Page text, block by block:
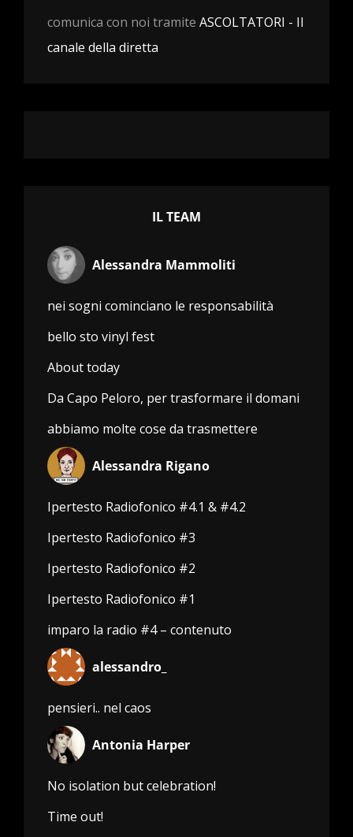
comunica con noi tramite ASCOLTATORI - Il
canale della diretta
IL TEAM
Alessandra Mammoliti
nei sogni cominciano le responsabilità
bello sto vinyl fest
About today
Da Capo Peloro, per trasformare il domani
abbiamo molte cose da trasmettere
Alessandra Rigano
Ipertesto Radiofonico #4.1 & #4.2
Ipertesto Radiofonico #3
Ipertesto Radiofonico #2
Ipertesto Radiofonico #1
imparo la radio #4 – contenuto
alessandro_
pensieri.. nel caos
Antonia Harper
No isolation but celebration!
Time out!